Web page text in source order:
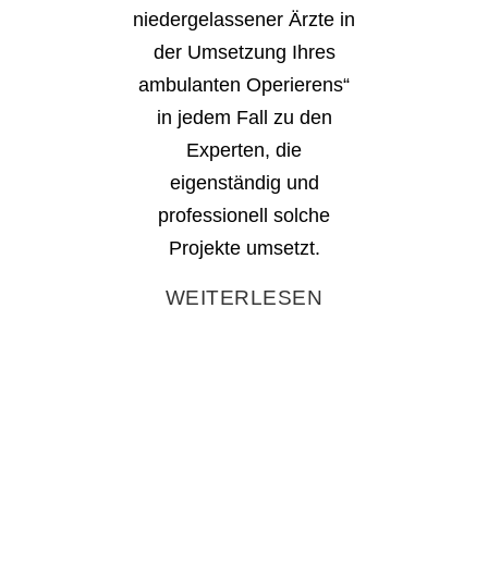
niedergelassener Ärzte in
der Umsetzung Ihres
ambulanten Operierens“
in jedem Fall zu den
Experten, die
eigenständig und
professionell solche
Projekte umsetzt.
WEITERLESEN